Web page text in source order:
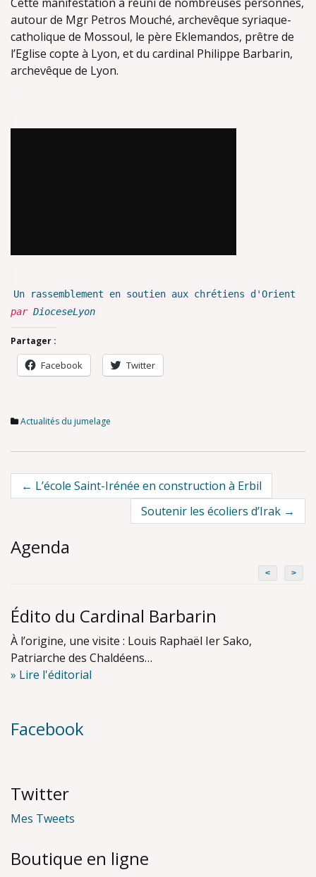
autour de Mgr Petros Mouché, archevêque syriaque-
catholique de Mossoul, le père Eklemandos, prêtre de
l’Eglise copte à Lyon, et du cardinal Philippe Barbarin,
archevêque de Lyon.
Un rassemblement en soutien aux chrétiens d'Orient
par DioceseLyon
Partager :
Facebook Twitter
Actualités du jumelage
Post
navigation
← L’école Saint-Irénée en construction à Erbil
Soutenir les écoliers d’Irak →
Agenda
< >
Édito du Cardinal Barbarin
À l’origine, une visite : Louis Raphaël Ier Sako,
Patriarche des Chaldéens…
» Lire l'éditorial
Facebook
Twitter
Mes Tweets
Boutique en ligne